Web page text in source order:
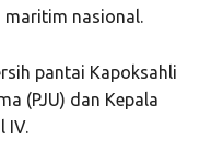
maritim nasional.
pantai Kapoksahli
(PJU) dan Kepala
IV.